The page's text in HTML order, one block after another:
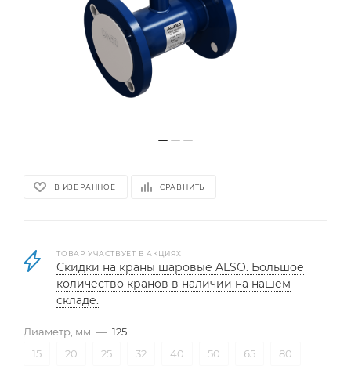
В ИЗБРАННОЕ СРАВНИТЬ
ТОВАР УЧАСТВУЕТ В АКЦИЯХ
Скидки на краны шаровые ALSO. Большое
количество кранов в наличии на нашем
складе.
Диаметр, мм — 125
15
20 25 32 40 50 65 80